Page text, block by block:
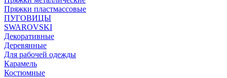
Пряжки пластмассовые
ПУГОВИЦЫ
SWAROVSKI
Декоративные
Деревянные
Для рабочей одежды
Карамель
Костюмные